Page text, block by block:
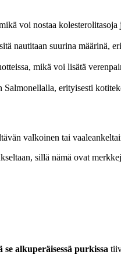
voi nostaa
nautitaan suurina määrinä,
mikä voi lisätä
erityisesti
valkoinen tai
sillä nämä ovat
se alkuperäisessä purkissa